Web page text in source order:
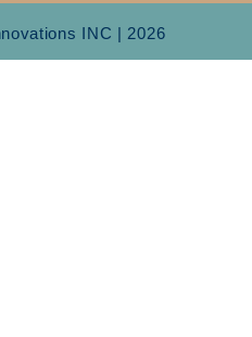
INC | 2026